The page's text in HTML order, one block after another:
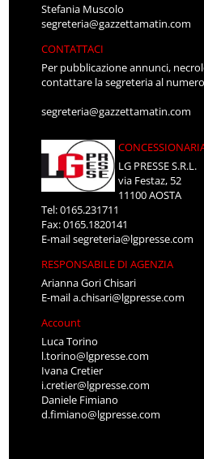
Stefania Muscolo
segreteria@gazzettamatin.com
CONTATTACI
Per pubblicazione annunci,
contattare la segreteria al
segreteria@gazzettamatin.com
LG PRESSE S.R.L.
via Festaz, 52
11100 AOSTA
Tel: 0165.231711
Fax: 0165.1820141
E-mailsegreteria@lgpresse.com
RESPONSABILE DI AGENZIA
Arianna Gori Chisari
E-maila.chisari@lgpresse.com
Account
Luca Torino
l.torino@lgpresse.com
Ivana Cretier
i.cretier@lgpresse.com
Daniele Fimiano
d.fimiano@lgpresse.com